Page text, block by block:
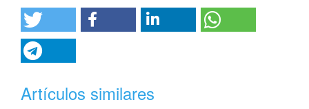
Artículos similares